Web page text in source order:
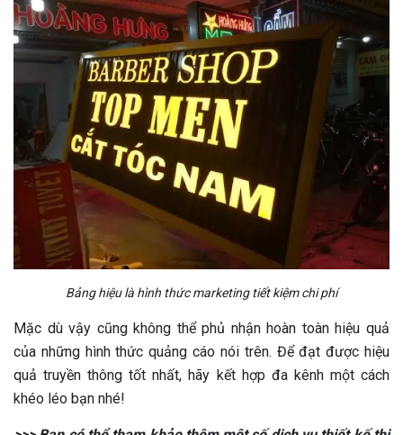
Bảng hiệu là hình thức marketing tiết kiệm chi phí
Mặc dù vậy cũng không thể phủ nhận hoàn toàn hiệu quả
của những hình thức quảng cáo nói trên. Để đạt được hiệu
quả truyền thông tốt nhất, hãy kết hợp đa kênh một cách
khéo léo bạn nhé!